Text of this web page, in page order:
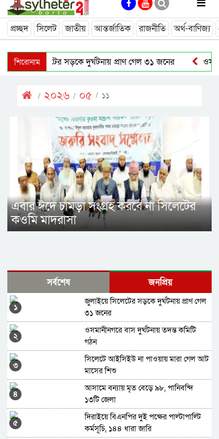
প্রচ্ছদ সিলেট জাতীয় আন্তর্জাতিক রাজনীতি অর্থ-বাণিজ্য
শিরোনাম
জুলাইয়ে সিলেটের সড়কে দুর্ঘটনায় প্রাণ গেল ৩১ জনের
বাউলশিল্পী পেহেলি ভৈরবীর জীবনের শেষ যাত্রা
২০২৬ ০৫ ১১
এবার ঈদে চামড়া সংগ্রহ করবে না সিলেটের
কওমি মাদরাসা
সর্বশেষ জনপ্রিয়
১
জুলাইয়ে সিলেটের সড়কে দুর্ঘটনায় প্রাণ গেল
৩১ জনের
২
ওসমানীনগরে বাস দুর্ঘটনায় তদন্ত কমিটি
গঠন
৩
সিলেটে আইসিইউ না পাওয়ায় মারা গেল আট
মাসের শিশু
৪
আসামে বন্যায় মৃত বেড়ে ৯৮, পানিবন্দি
১৩টি জেলা
৫
দিরাইয়ে বিএনপির দুই পক্ষের পাল্টাপাল্টি
কর্মসূচি, ১৪৪ ধারা জারি